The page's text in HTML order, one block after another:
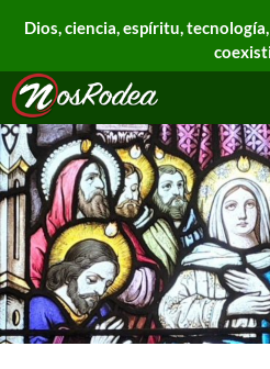
Dios, ciencia, espíritu,
Nos Rodea
Search